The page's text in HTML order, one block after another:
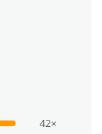
42×